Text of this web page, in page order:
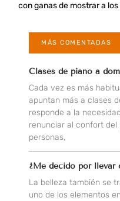
con ganas de mostrar a
MÁS COMENTADAS
Clases de piano a
Cada vez es más
apuntan más a clases
responde a la
renunciar al confort del
personas,
¿Me decido por llevar
La belleza también se
uno de los elementos